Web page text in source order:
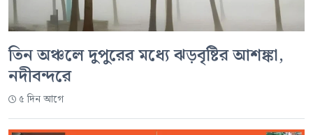
তিন অঞ্চলে দুপুরের মধ্যে ঝড়বৃষ্টির আশঙ্কা,
নদীবন্দরে
৫ দিন আগে